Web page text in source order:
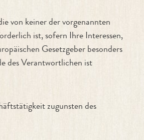
von keiner der vorgenannten
ist, sofern Ihre Interessen,
Gesetzgeber besonders
des Verantwortlichen ist
zugunsten des